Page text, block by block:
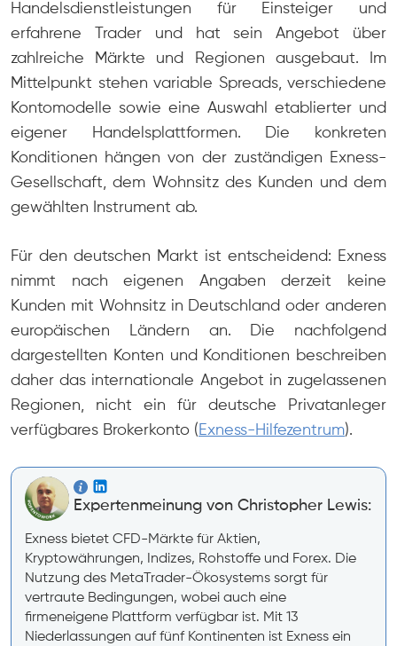
Handelsdienstleistungen für Einsteiger und
erfahrene Trader und hat sein Angebot über
zahlreiche Märkte und Regionen ausgebaut. Im
Mittelpunkt stehen variable Spreads, verschiedene
Kontomodelle sowie eine Auswahl etablierter und
eigener Handelsplattformen. Die konkreten
Konditionen hängen von der zuständigen Exness-
Gesellschaft, dem Wohnsitz des Kunden und dem
gewählten Instrument ab.
Für den deutschen Markt ist entscheidend: Exness
nimmt nach eigenen Angaben derzeit keine
Kunden mit Wohnsitz in Deutschland oder anderen
europäischen Ländern an. Die nachfolgend
dargestellten Konten und Konditionen beschreiben
daher das internationale Angebot in zugelassenen
Regionen, nicht ein für deutsche Privatanleger
verfügbares Brokerkonto (Exness-Hilfezentrum).
Expertenmeinung von Christopher Lewis:
Exness bietet CFD-Märkte für Aktien,
Kryptowährungen, Indizes, Rohstoffe und Forex. Die
Nutzung des MetaTrader-Ökosystems sorgt für
vertraute Bedingungen, wobei auch eine
firmeneigene Plattform verfügbar ist. Mit 13
Niederlassungen auf fünf Kontinenten ist Exness ein